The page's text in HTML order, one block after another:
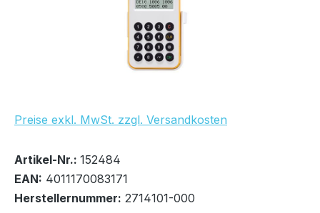
Preise exkl. MwSt. zzgl. Versandkosten
Bestand:53x
Sofort verfügbar, Lieferzeit: 1-2 Tage
Artikel-Nr.: 152484
EAN: 4011170083171
Herstellernummer: 2714101-000